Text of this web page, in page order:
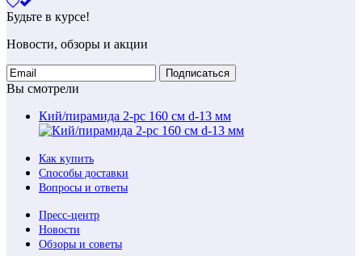
Будьте в курсе!
Новости, обзоры и акции
Подписаться
Вы смотрели
Кий/пирамида 2-pc 160 см d-13 мм
Как купить
Способы доставки
Вопросы и ответы
Пресс-центр
Новости
Обзоры и советы